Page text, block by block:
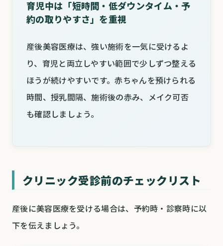
育児中は「短時間・低ダウンタイム・予
約の取りやすさ」を重視
産後美容医療は、強い施術を一気に受けるよ
り、育児と両立しやすい範囲で少しずつ整える
ほうが続けやすいです。赤ちゃんを預けられる
時間、授乳間隔、施術後の赤み、メイク可否
も確認しましょう。
クリニック受診前のチェックリスト
産後に美容医療を受ける場合は、予約時・診察時に以
下を伝えましょう。